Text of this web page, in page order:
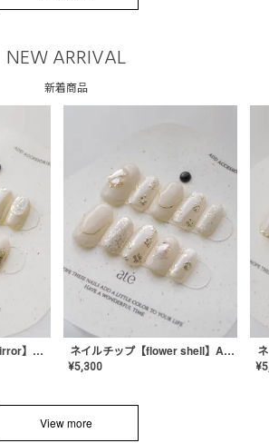
NEW ARRIVAL
新着商品
ネイルチップ【wave mirror】AE-CONA-04 ネイルチップ【flower shell】AE-CONA-03
¥5,300 ¥
View more